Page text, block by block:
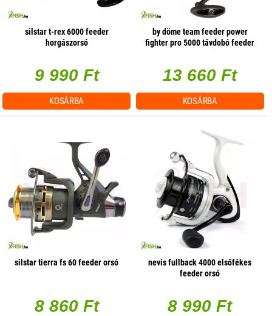
silstar t-rex 6000 feeder
horgászorsó
9 990 Ft
KOSÁRBA
by döme team feeder power
fighter pro 5000 távdobó feeder
13 660 Ft
KOSÁRBA
silstar tierra fs 60 feeder orsó
8 860 Ft
nevis fullback 4000 elsőfékes
feeder orsó
8 990 Ft